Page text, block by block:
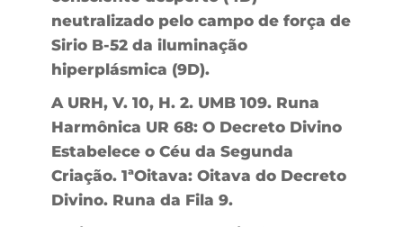
neutralizado pelo campo de força de
Sirio B-52 da iluminação
hiperplásmica (9D).
A URH, V. 10, H. 2. UMB 109. Runa
Harmônica UR 68: O Decreto Divino
Estabelece o Céu da Segunda
Criação. 1ªOitava: Oitava do Decreto
Divino. Runa da Fila 9.